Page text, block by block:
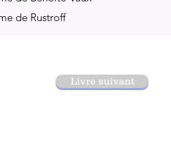
de Rustroff
Livre suivant